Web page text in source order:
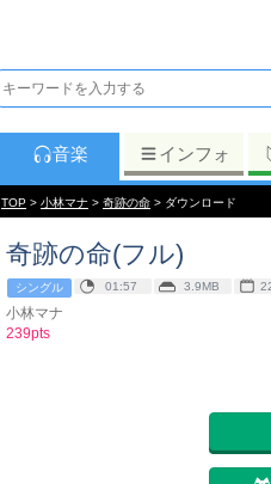
音楽 インフォ
TOP > 小林マナ > 奇跡の命 > ダウンロード
奇跡の命(フル)
シングル 01:57 3.9MB
小林マナ
239pts